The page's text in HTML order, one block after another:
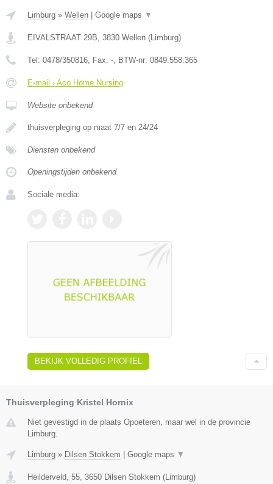
Limburg » Wellen Google maps ▼
EIVALSTRAAT 29B, 3830 Wellen (Limburg)
Tel: 0478/350816, Fax: -, BTW-nr: 0849.558.365
E-mail › Aco Home Nursing
Website onbekend
thuisverpleging op maat 7/7 en 24/24
Diensten onbekend
Openingstijden onbekend
Sociale media:
BEKIJK VOLLEDIG PROFIEL
Thuisverpleging Kristel Hornix
Niet gevestigd in de plaats Opoeteren, maar wel in de provincie
Limburg.
Limburg » Dilsen Stokkem Google maps ▼
Heilderveld, 55 3650 Dilsen Stokkem ( Limburg)